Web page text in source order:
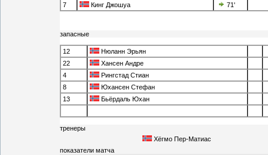
7
Кинг Джошуа 71'
запасные
12
Нюланн Эрьян
22
Хансен Андре
4
Рингстад Стиан
8
Юхансен Стефан
13
Бьёрдаль Юхан
тренеры
Хёгмо Пер-Матиас
показатели матча